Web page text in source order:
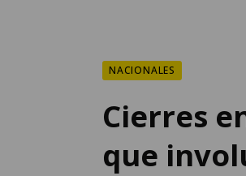
NACIONALES
Cierres
que